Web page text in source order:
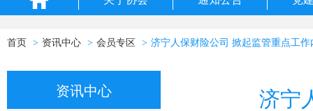
首页 资讯中心 会员专区 济宁人保财险公司 掀起监管重点工
资讯中心 济宁